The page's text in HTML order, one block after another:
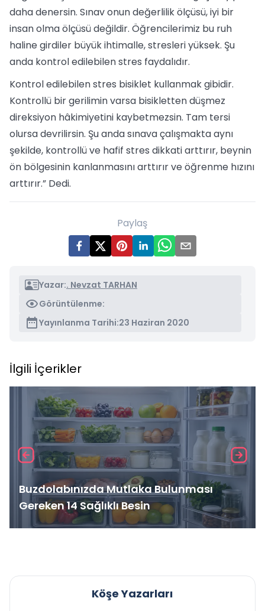
daha denersin. Sınav onun değerlilik ölçüsü, iyi bir
insan olma ölçüsü değildir. Öğrencilerimiz bu ruh
haline girdiler büyük ihtimalle, stresleri yüksek. Şu
anda kontrol edilebilen stres faydalıdır.
Kontrol edilebilen stres bisiklet kullanmak gibidir.
Kontrollü bir gerilimin varsa bisikletten düşmez
direksiyon hâkimiyetini kaybetmezsin. Tam tersi
olursa devrilirsin. Şu anda sınava çalışmakta aynı
şekilde, kontrollü ve hafif stres dikkati arttırır, beynin
ön bölgesinin kanlanmasını arttırır ve öğrenme hızını
arttırır.” Dedi.
Paylaş
Yazar:. Nevzat TARHAN
Görüntülenme:
Yayınlanma Tarihi:23 Haziran 2020
İlgili İçerikler
Buzdolabınızda Mutlaka Bulunması
Gereken 14 Sağlıklı Besin
Köşe Yazarları